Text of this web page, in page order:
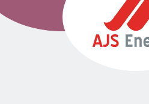
Nous
Extranet
Les